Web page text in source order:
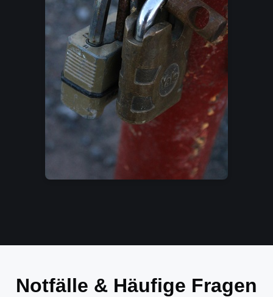
Notfälle & Häufige Fragen